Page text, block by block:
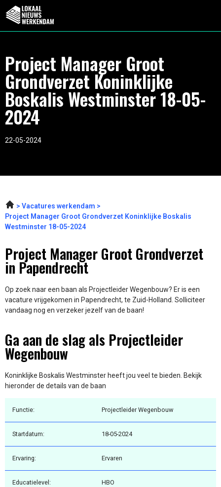
Project Manager Groot
Grondverzet Koninklijke
Boskalis Westminster 18-05-
2024
22-05-2024
Vacatures werkendam
Project Manager Groot Grondverzet Koninklijke Boskalis
Westminster 18-05-2024
Project Manager Groot Grondverzet
in Papendrecht
Op zoek naar een baan als Projectleider Wegenbouw? Er is een
vacature vrijgekomen in Papendrecht, te Zuid-Holland. Solliciteer
vandaag nog en verzeker jezelf van de baan!
Ga aan de slag als Projectleider
Wegenbouw
Koninklijke Boskalis Westminster heeft jou veel te bieden. Bekijk
hieronder de details van de baan
Functie: Projectleider Wegenbouw
Startdatum: 18-05-2024
Ervaring: Ervaren
Educatielevel: HBO